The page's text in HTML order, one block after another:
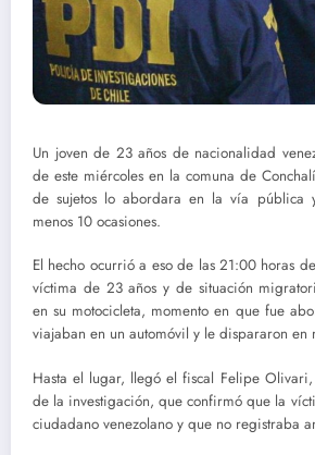
Un joven de 23 años de nacionalidad
de este miércoles en la comuna de
de sujetos lo abordara en la vía pública
menos 10 ocasiones.
El hecho ocurrió a eso de las 21:00 horas
víctima de 23 años y de situación
en su motocicleta, momento en que fue
viajaban en un automóvil y le dispararon en
Hasta el lugar, llegó el fiscal Felipe
de la investigación, que confirmó que la
ciudadano venezolano y que no registraba